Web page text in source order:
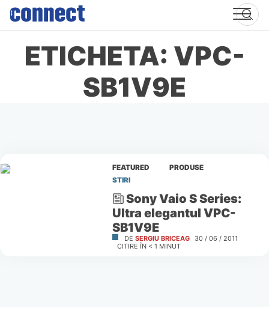
Skip
content
ETICHETA: VPC-
SB1V9E
FEATURED
PRODUSE
STIRI
Sony Vaio S Series:
Ultra elegantul VPC-
SB1V9E
DE SERGIU BRICEAG
30 / 06 / 2011
CITIRE ÎN < 1 MINUT